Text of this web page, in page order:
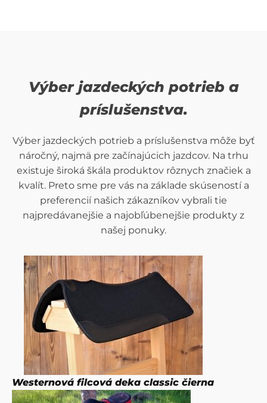
Výber jazdeckých potrieb a
príslušenstva.
Výber jazdeckých potrieb a príslušenstva môže byť
náročný, najmä pre začínajúcich jazdcov. Na trhu
existuje široká škála produktov rôznych značiek a
kvalít. Preto sme pre vás na základe skúseností a
preferencií našich zákazníkov vybrali tie
najpredávanejšie a najobľúbenejšie produkty z
našej ponuky.
Westernová filcová deka classic čierna